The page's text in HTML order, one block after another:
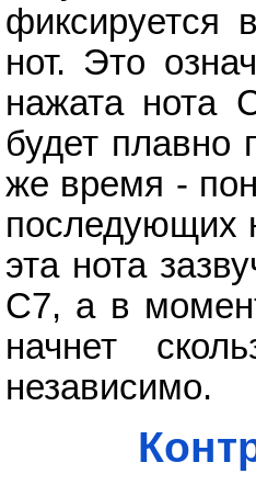
фиксируется
нот. Это
нажата нота
будет плавно
же время -
последующих
эта нота
C7, а в
начнет
независимо.